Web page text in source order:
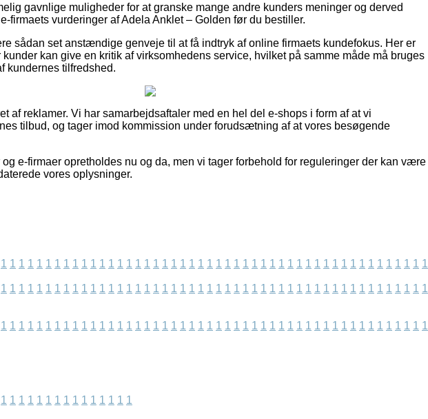
gavnlige muligheder for at granske mange andre kunders meninger og derved
firmaets vurderinger af Adela Anklet – Golden før du bestiller.
sådan set anstændige genveje til at få indtryk af online firmaets kundefokus. Her er
kan give en kritik af virksomhedens service, hvilket på samme måde må bruges
kundernes tilfredshed.
af reklamer. Vi har samarbejdsaftaler med en hel del e-shops i form af at vi
tilbud, og tager imod kommission under forudsætning af at vores besøgende
e-firmaer opretholdes nu og da, men vi tager forbehold for reguleringer der kan være
vores oplysninger.
1 1 1 1 1 1 1 1 1 1 1 1 1 1 1 1 1 1 1 1 1 1 1 1 1 1 1 1 1 1 1 1 1 1 1 1 1 1 1 1 1 1 1 1 1 1 1 1
1 1 1 1 1 1 1 1 1 1 1 1 1 1 1 1 1 1 1 1 1 1 1 1 1 1 1 1 1 1 1 1 1 1 1 1 1 1 1 1 1 1 1 1 1 1 1 1
1 1 1 1 1 1 1 1 1 1 1 1 1 1 1 1 1 1 1 1 1 1 1 1 1 1 1 1 1 1 1 1 1 1 1 1 1 1 1 1 1 1 1 1 1 1 1 1
1 1 1 1 1 1 1 1 1 1 1 1 1 1 1